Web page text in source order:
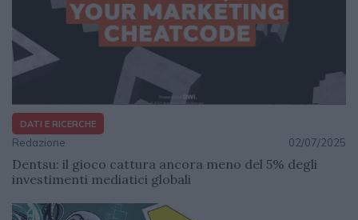
DATI E RICERCHE
Redazione 02/07/2025
Dentsu: il gioco cattura ancora meno del 5% degli
investimenti mediatici globali